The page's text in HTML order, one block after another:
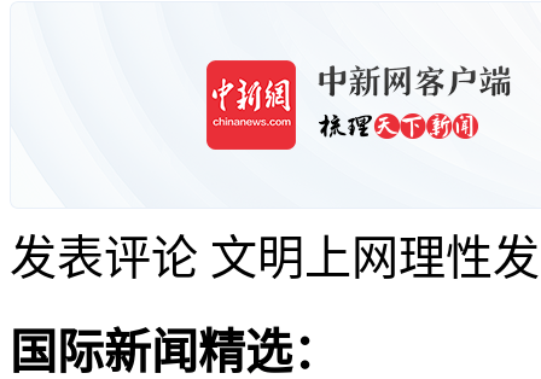
发表评论 文明上网理性
国际新闻精选：